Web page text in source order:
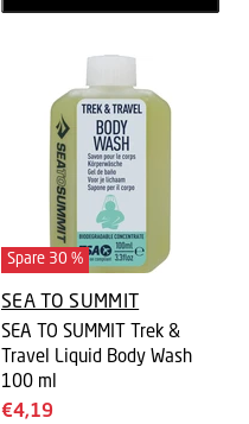
Spare 30 %
SEA TO SUMMIT
SEA TO SUMMIT Trek &
Travel Liquid Body Wash
100 ml
Aktueller
€4,19